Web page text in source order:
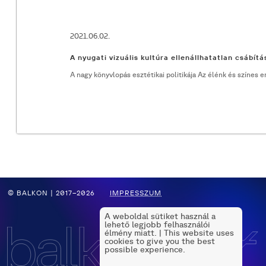
2021.06.02.
A nyugati vizuális kultúra ellenállhatatlan
A nagy könyvlopás esztétikai politikája Az élénk és színes
© BALKON | 2017–2026 IMPRESSZUM
A weboldal sütiket használ a
lehető legjobb felhasználói
élmény miatt. | This website uses
cookies to give you the best
possible experience.